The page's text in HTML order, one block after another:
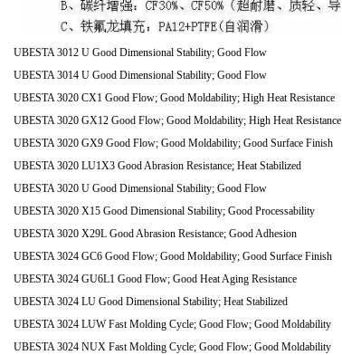
UBESTA 3012 U Good Dimensional Stability; Good Flow
UBESTA 3014 U Good Dimensional Stability; Good Flow
UBESTA 3020 CX1 Good Flow; Good Moldability; High Heat Resistance
UBESTA 3020 GX12 Good Flow; Good Moldability; High Heat Resistance
UBESTA 3020 GX9 Good Flow; Good Moldability; Good Surface Finish
UBESTA 3020 LU1X3 Good Abrasion Resistance; Heat Stabilized
UBESTA 3020 U Good Dimensional Stability; Good Flow
UBESTA 3020 X15 Good Dimensional Stability; Good Processability
UBESTA 3020 X29L Good Abrasion Resistance; Good Adhesion
UBESTA 3024 GC6 Good Flow; Good Moldability; Good Surface Finish
UBESTA 3024 GU6L1 Good Flow; Good Heat Aging Resistance
UBESTA 3024 LU Good Dimensional Stability; Heat Stabilized
UBESTA 3024 LUW Fast Molding Cycle; Good Flow; Good Moldability
UBESTA 3024 NUX Fast Molding Cycle; Good Flow; Good Moldability